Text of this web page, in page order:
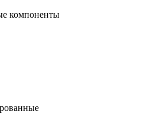
компоненты